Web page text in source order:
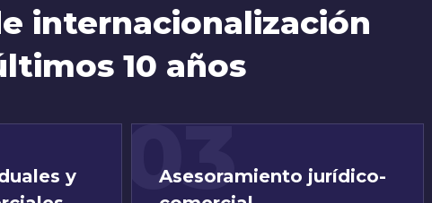
internacionalización
10 años
y
03
Asesoramiento jurídico-